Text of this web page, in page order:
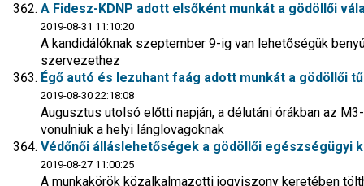
A Fidesz-KDNP adott elsőként munkát a gödöllői
2019-08-31 11:10:20
A kandidálóknak szeptember 9-ig van lehetőségük
szervezethez
Égő autó és lezuhant faág adott munkát a gödöllői
2019-08-30 22:18:08
Augusztus utolsó előtti napján, a délutáni órákban az
vonulniuk a helyi lánglovagoknak
Védőnői álláslehetőségek a gödöllői egészségügyi
2019-08-27 11:00:25
A munkakörök közalkalmazotti jogviszony keretében